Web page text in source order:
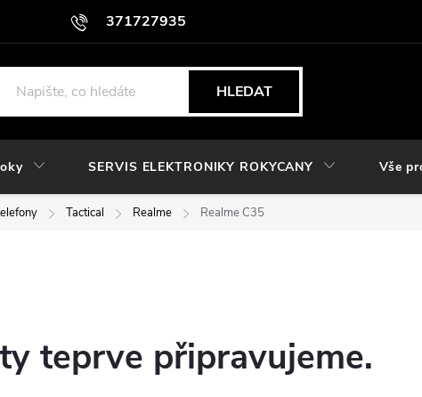
371727935
HLEDAT
SERVIS ELEKTRONIKY ROKYCANY Vše
Tactical Realme Realme C35
teprve připravujeme.